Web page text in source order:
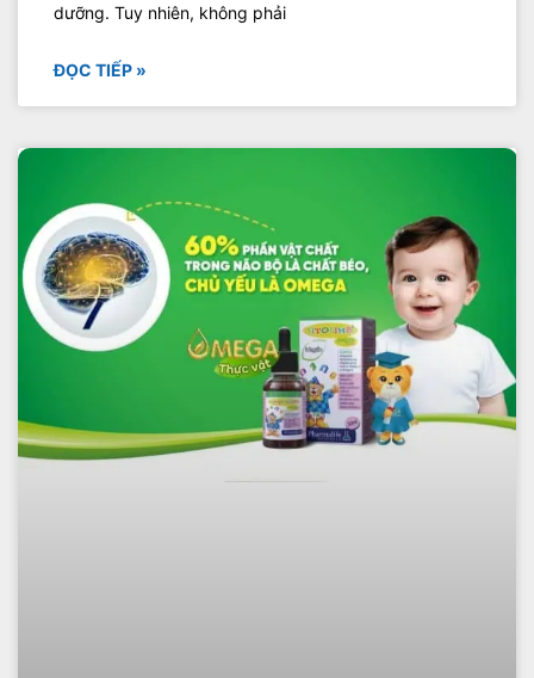
dưỡng. Tuy nhiên, không phải
ĐỌC TIẾP »